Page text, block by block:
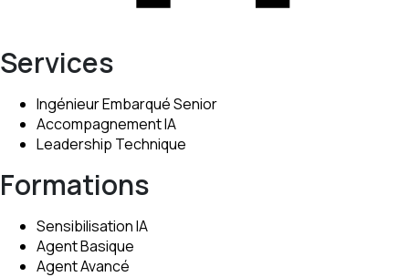
Services
Ingénieur Embarqué Senior
Accompagnement IA
Leadership Technique
Formations
Sensibilisation IA
Agent Basique
Agent Avancé